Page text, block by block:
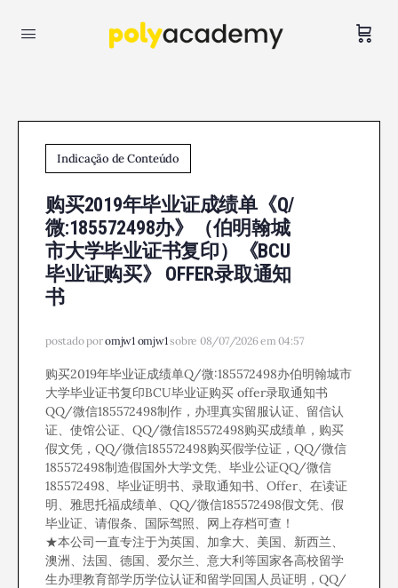
Indicação de Conteúdo
购买2019年毕业证成绩单《Q/
微:185572498办》（伯明翰城
市大学毕业证书复印）《BCU
毕业证购买》 OFFER录取通知
书
postado poromjw1 omjw1sobre 08/07/2026 em 04:57
购买2019年毕业证成绩单Q/微:185572498办伯明翰城市
大学毕业证书复印BCU毕业证购买 offer录取通知书
QQ/微信185572498制作，办理真实留服认证、留信认
证、使馆公证、QQ/微信185572498购买成绩单，购买
假文凭，QQ/微信185572498购买假学位证，QQ/微信
185572498制造假国外大学文凭、毕业公证QQ/微信
185572498、毕业证明书、录取通知书、Offer、在读证
明、雅思托福成绩单、QQ/微信185572498假文凭、假
毕业证、请假条、国际驾照、网上存档可查！
★本公司一直专注于为英国、加拿大、美国、新西兰、
澳洲、法国、德国、爱尔兰、意大利等国家各高校留学
生办理教育部学历学位认证和留学回国人员证明，QQ/